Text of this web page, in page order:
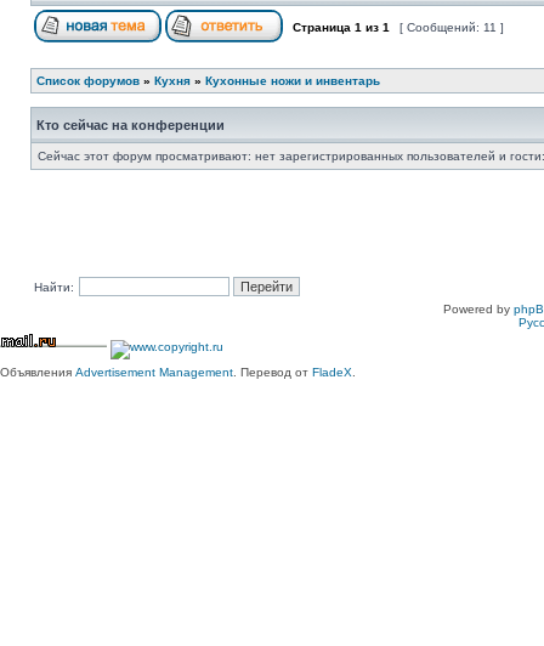
Страница 1 из 1 [ Сообщений: 11 ]
Список форумов » Кухня » Кухонные ножи и инвентарь
Кто сейчас на конференции
Сейчас этот форум просматривают: нет зарегистрированных пользователей и
Найти:
Powered by
Объявления Advertisement Management . Перевод от FladeX